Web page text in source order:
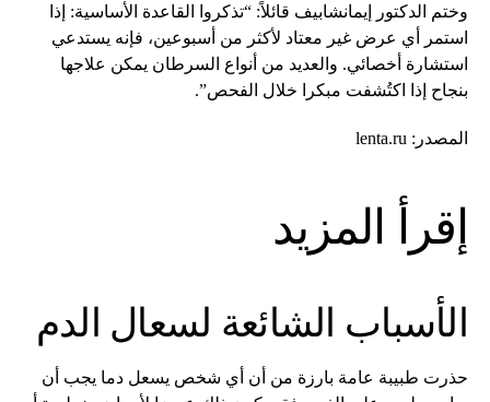
وختم الدكتور إيمانشابيف قائلاً: “تذكروا القاعدة الأساسية: إذا
استمر أي عرض غير معتاد لأكثر من أسبوعين، فإنه يستدعي
استشارة أخصائي. والعديد من أنواع السرطان يمكن علاجها
بنجاح إذا اكتُشفت مبكرا خلال الفحص”.
المصدر: lenta.ru
إقرأ المزيد
الأسباب الشائعة لسعال الدم
حذرت طبيبة عامة بارزة من أن أي شخص يسعل دما يجب أن